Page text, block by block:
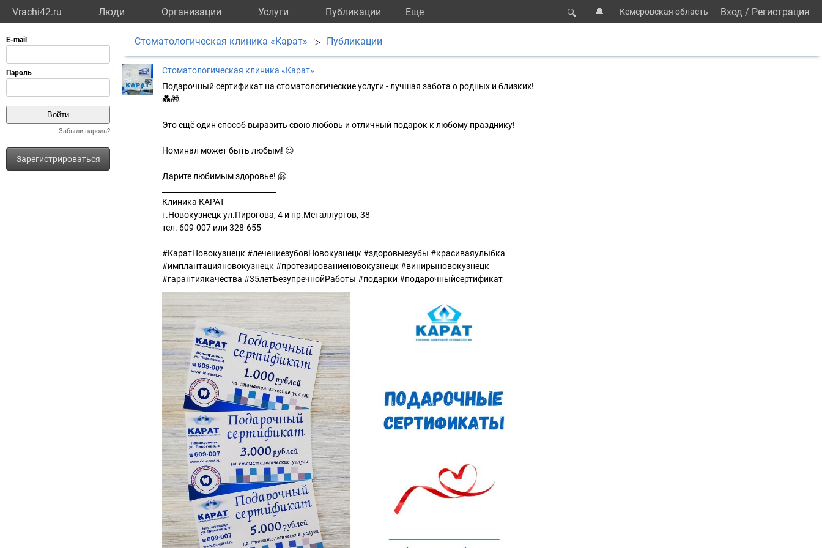
Vrachi42.ru Люди Организации Услуги Публикации Eще 🔍 🔔 Кемеровская область Вход / Регистрация
Забыли пароль?
Зарегистрироваться
Cтоматологическая клиника «Карат» ▷ Публикации
Cтоматологическая клиника «Карат»
Подарочный сертификат на стоматологические услуги - лучшая забота о родных и близких!
💑🎁
Это ещё один способ выразить свою любовь и отличный подарок к любому празднику!
Номинал может быть любым! 😉
Дарите любимым здоровье! 🤗
Клиника КАРАТ
г.Новокузнецк ул.Пирогова, 4 и пр.Металлургов, 38
тел. 609-007 или 328-655
#КаратНовокузнецк #лечениезубовНовокузнецк #здоровыезубы #красиваяулыбка
#имплантацияновокузнецк #протезированиеновокузнецк #винирыновокузнецк
#гарантиякачества #35летБезупречнойРаботы #подарки #подарочныйсертификат